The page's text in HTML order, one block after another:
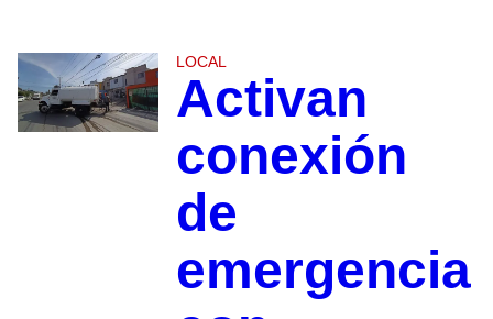
LOCAL
Activan
conexión
de
emergencia